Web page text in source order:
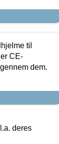
til
CE-
dem.
deres